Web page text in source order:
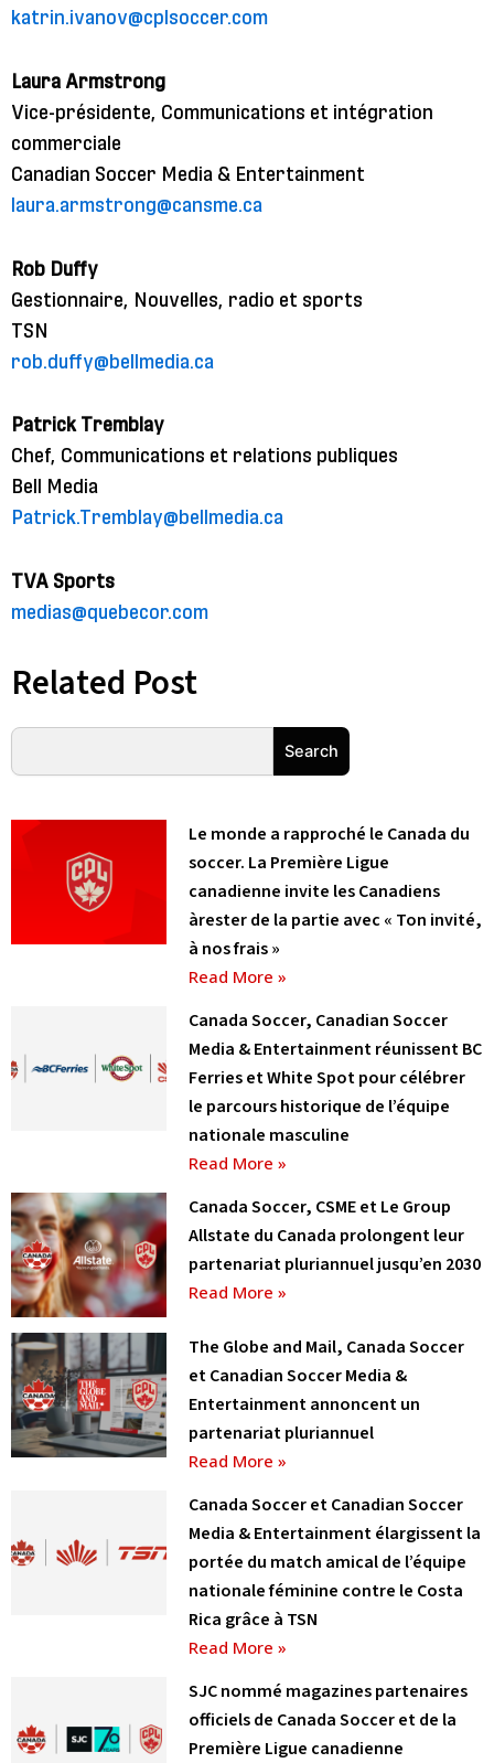
katrin.ivanov@cplsoccer.com
Laura Armstrong
Vice-présidente, Communications et intégration
commerciale
Canadian Soccer Media & Entertainment
laura.armstrong@cansme.ca
Rob Duffy
Gestionnaire, Nouvelles, radio et sports
TSN
rob.duffy@bellmedia.ca
Patrick Tremblay
Chef, Communications et relations publiques
Bell Media
Patrick.Tremblay@bellmedia.ca
TVA Sports
medias@quebecor.com
Related Post
Rechercher
Search
Le monde a rapproché le Canada du
soccer. La Première Ligue
canadienne invite les Canadiens
àrester de la partie avec « Ton invité,
à nos frais »
Read More »
Canada Soccer, Canadian Soccer
Media & Entertainment réunissent BC
Ferries et White Spot pour célébrer
le parcours historique de l’équipe
nationale masculine
Read More »
Canada Soccer, CSME et Le Group
Allstate du Canada prolongent leur
partenariat pluriannuel jusqu’en 2030
Read More »
The Globe and Mail, Canada Soccer
et Canadian Soccer Media &
Entertainment annoncent un
partenariat pluriannuel
Read More »
Canada Soccer et Canadian Soccer
Media & Entertainment élargissent la
portée du match amical de l’équipe
nationale féminine contre le Costa
Rica grâce à TSN
Read More »
SJC nommé magazines partenaires
officiels de Canada Soccer et de la
Première Ligue canadienne